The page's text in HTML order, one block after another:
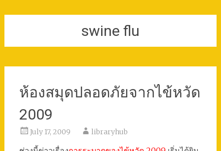
swine flu
ห้องสมุดปลอดภัยจากไข้หวัด
2009
July 17, 2009 libraryhub